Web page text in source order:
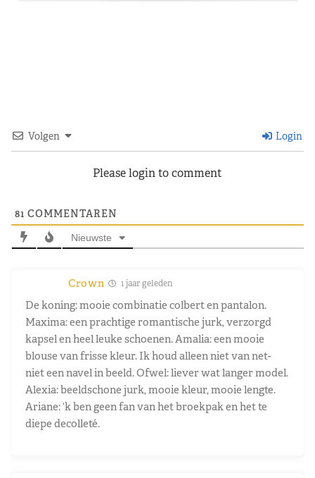
Volgen Login
Please login to comment
81 COMMENTAREN
Nieuwste
Crown 1 jaar geleden
De koning: mooie combinatie colbert en pantalon.
Maxima: een prachtige romantische jurk, verzorgd
kapsel en heel leuke schoenen. Amalia: een mooie
blouse van frisse kleur. Ik houd alleen niet van net-
niet een navel in beeld. Ofwel: liever wat langer model.
Alexia: beeldschone jurk, mooie kleur, mooie lengte.
Ariane: ‘k ben geen fan van het broekpak en het te
diepe decolleté.